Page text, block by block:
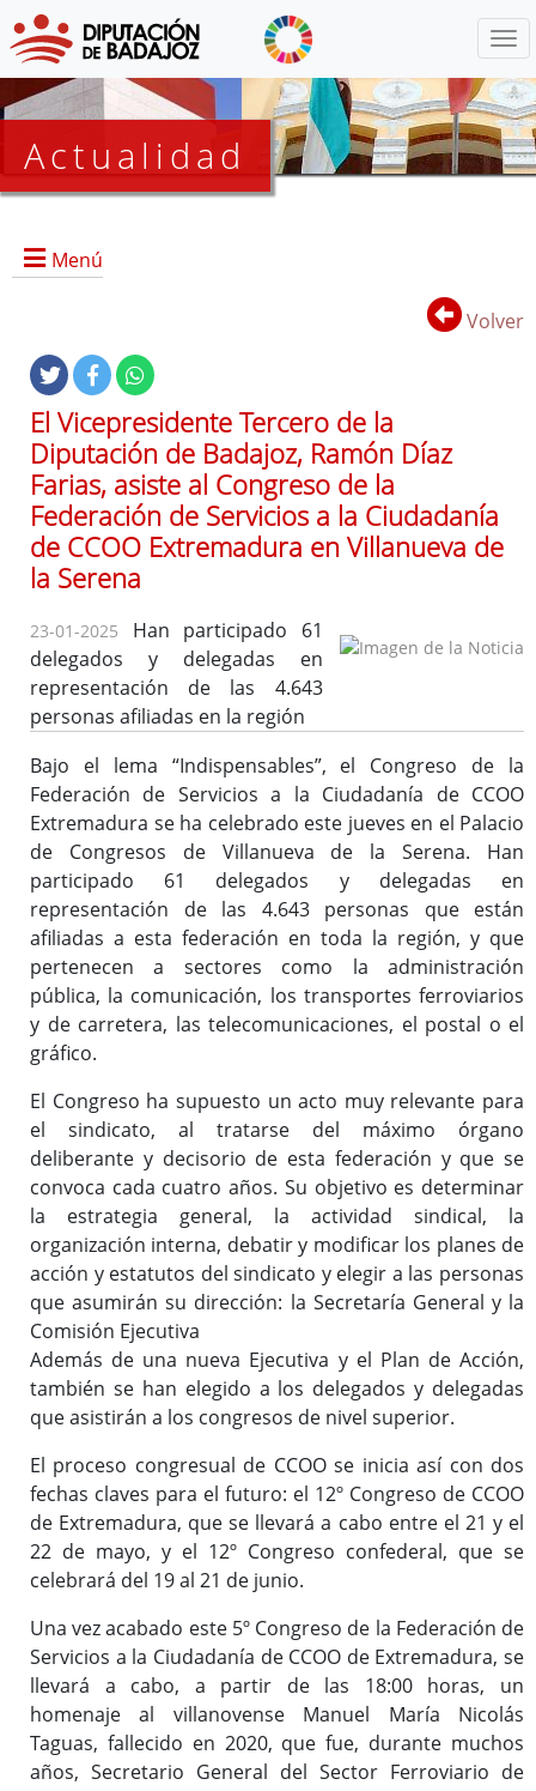
Actualidad
Menú
Noticias
Lista
de
distribución
Volver
El Vicepresidente Tercero de la
Diputación de Badajoz, Ramón Díaz
Farias, asiste al Congreso de la
Federación de Servicios a la Ciudadanía
de CCOO Extremadura en Villanueva de
la Serena
23-01-2025
Han participado 61
delegados y delegadas en
representación de las 4.643
personas afiliadas en la región
Bajo el lema “Indispensables”, el Congreso de la
Federación de Servicios a la Ciudadanía de CCOO
Extremadura se ha celebrado este jueves en el Palacio
de Congresos de Villanueva de la Serena. Han
participado 61 delegados y delegadas en
representación de las 4.643 personas que están
afiliadas a esta federación en toda la región, y que
pertenecen a sectores como la administración
pública, la comunicación, los transportes ferroviarios
y de carretera, las telecomunicaciones, el postal o el
gráfico.
El Congreso ha supuesto un acto muy relevante para
el sindicato, al tratarse del máximo órgano
deliberante y decisorio de esta federación y que se
convoca cada cuatro años. Su objetivo es determinar
la estrategia general, la actividad sindical, la
organización interna, debatir y modificar los planes de
acción y estatutos del sindicato y elegir a las personas
que asumirán su dirección: la Secretaría General y la
Comisión Ejecutiva
Además de una nueva Ejecutiva y el Plan de Acción,
también se han elegido a los delegados y delegadas
que asistirán a los congresos de nivel superior.
El proceso congresual de CCOO se inicia así con dos
fechas claves para el futuro: el 12º Congreso de CCOO
de Extremadura, que se llevará a cabo entre el 21 y el
22 de mayo, y el 12º Congreso confederal, que se
celebrará del 19 al 21 de junio.
Una vez acabado este 5º Congreso de la Federación de
Servicios a la Ciudadanía de CCOO de Extremadura, se
llevará a cabo, a partir de las 18:00 horas, un
homenaje al villanovense Manuel María Nicolás
Taguas, fallecido en 2020, que fue, durante muchos
años, Secretario General del Sector Ferroviario de